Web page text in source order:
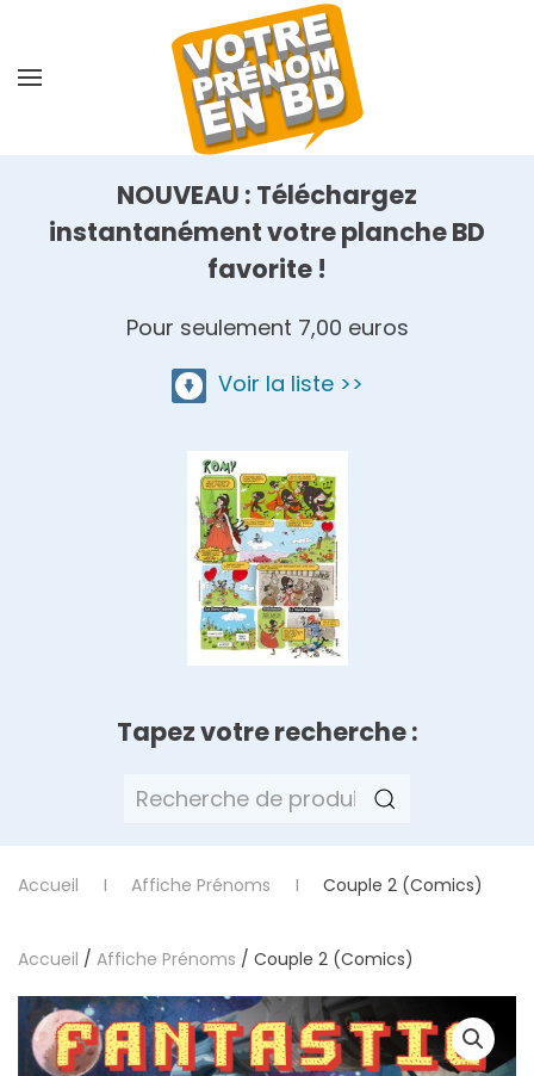
NOUVEAU : Téléchargez
instantanément votre planche BD
favorite !
Pour seulement 7,00 euros
Voir la liste >>
Tapez votre recherche :
Recherche
Accueil Affiche Prénoms Couple 2 (Comics)
Accueil / Affiche Prénoms / Couple 2 (Comics)